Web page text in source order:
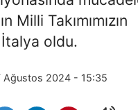
Milli Takımımızın
oldu.
Ağustos 2024 - 15:35